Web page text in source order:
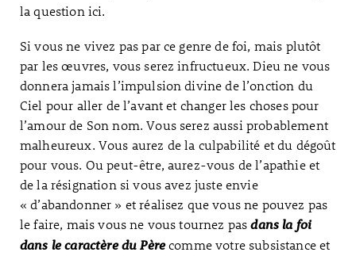
la question ici.
Si vous ne vivez pas par ce genre de foi, mais plutôt
par les œuvres, vous serez infructueux. Dieu ne vous
donnera jamais l’impulsion divine de l’onction du
Ciel pour aller de l’avant et changer les choses pour
l’amour de Son nom. Vous serez aussi probablement
malheureux. Vous aurez de la culpabilité et du dégoût
pour vous. Ou peut-être, aurez-vous de l’apathie et
de la résignation si vous avez juste envie
« d’abandonner » et réalisez que vous ne pouvez pas
le faire, mais vous ne vous tournez pasdans la foi
dans le caractère du Pèrecomme votre subsistance et